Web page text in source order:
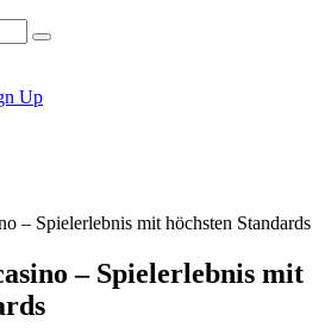
Up
– Spielerlebnis mit höchsten Standards
– Spielerlebnis mit